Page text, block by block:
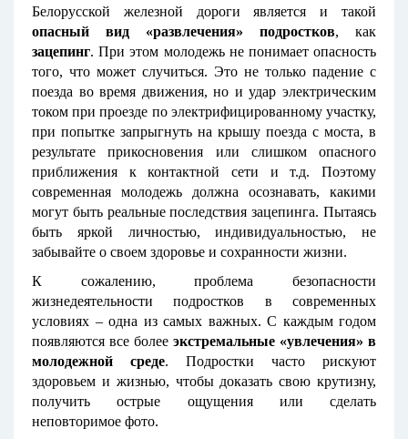
Белорусской железной дороги является и такой
опасный вид «развлечения» подростков, как
зацепинг. При этом молодежь не понимает опасность
того, что может случиться. Это не только падение с
поезда во время движения, но и удар электрическим
током при проезде по электрифицированному участку,
при попытке запрыгнуть на крышу поезда с моста, в
результате прикосновения или слишком опасного
приближения к контактной сети и т.д. Поэтому
современная молодежь должна осознавать, какими
могут быть реальные последствия зацепинга. Пытаясь
быть яркой личностью, индивидуальностью, не
забывайте о своем здоровье и сохранности жизни.
К сожалению, проблема безопасности
жизнедеятельности подростков в современных
условиях – одна из самых важных. С каждым годом
появляются все более экстремальные «увлечения» в
молодежной среде. Подростки часто рискуют
здоровьем и жизнью, чтобы доказать свою крутизну,
получить острые ощущения или сделать
неповторимое фото.